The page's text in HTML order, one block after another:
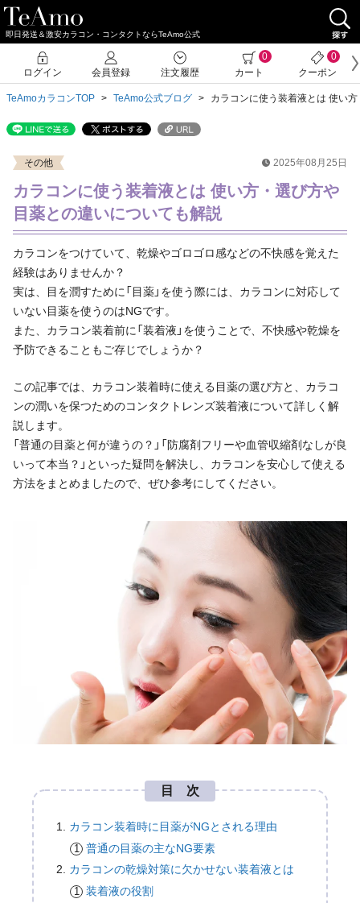
即日発送＆激安カラコン・コンタクトならTeAmo公式
TeAmoカラコンTOP TeAmo公式ブログ カラコンに使う装着液とは 使い
その他 2025年08月25日
カラコンに使う装着液とは 使い方・選び方や
目薬との違いについても解説
カラコンをつけていて、乾燥やゴロゴロ感などの不快感を覚えた
経験はありませんか？
実は、目を潤すために「目薬」を使う際には、カラコンに対応して
いない目薬を使うのはNGです。
また、カラコン装着前に「装着液」を使うことで、不快感や乾燥を
予防できることもご存じでしょうか？
この記事では、カラコン装着時に使える目薬の選び方と、カラコ
ンの潤いを保つためのコンタクトレンズ装着液について詳しく解
説します。
「普通の目薬と何が違うの？」「防腐剤フリーや血管収縮剤なしが良
いって本当？」といった疑問を解決し、カラコンを安心して使える
方法をまとめましたので、ぜひ参考にしてください。
目 次
カラコン装着時に目薬がNGとされる理由
普通の目薬の主なNG要素
カラコンの乾燥対策に欠かせない装着液とは
装着液の役割
ログイン 会員登録 注文履歴
0
カート
0
クーポン